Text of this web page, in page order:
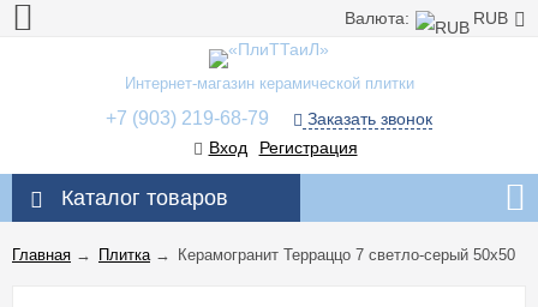
Валюта: RUB
Интернет-магазин керамической плитки
+7 (903) 219-68-79
Заказать звонок
Вход
Регистрация
Каталог товаров
Главная → Плитка→ Керамогранит Терраццо 7 светло-серый 50x50